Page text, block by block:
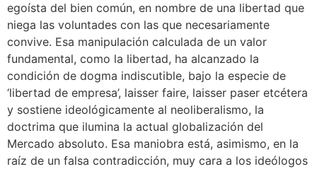
egoísta del bien común, en nombre de una libertad que
niega las voluntades con las que necesariamente
convive. Esa manipulación calculada de un valor
fundamental, como la libertad, ha alcanzado la
condición de dogma indiscutible, bajo la especie de
‘libertad de empresa’, laisser faire, laisser paser etcétera
y sostiene ideológicamente al neoliberalismo, la
doctrima que ilumina la actual globalización del
Mercado absoluto. Esa maniobra está, asimismo, en la
raíz de un falsa contradicción, muy cara a los ideólogos